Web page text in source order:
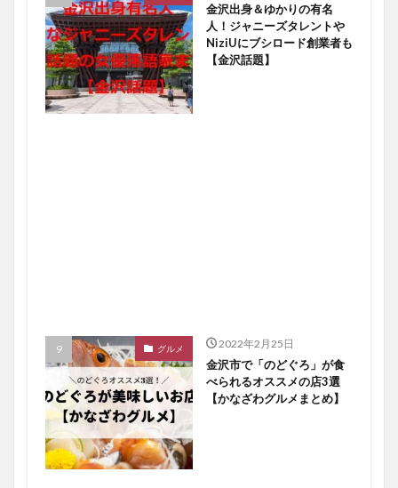
金沢出身＆ゆかりの有名
人！ジャニーズタレントや
NiziUにブシロード創業者も
【金沢話題】
グルメ 2022年2月25日
金沢市で「のどぐろ」が食
べられるオススメの店3選
【かなざわグルメまとめ】